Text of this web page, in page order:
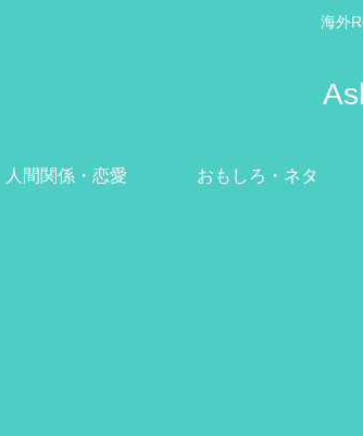
海外
人間関係・恋愛 おもしろ・ネタ